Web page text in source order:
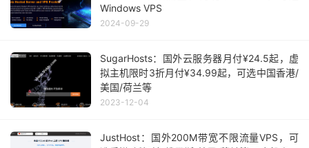
Windows VPS
2024-09-29
SugarHosts：国外云服务器月付¥24.5起，虚
拟主机限时3折月付¥34.99起，可选中国香港/
美国/荷兰等
2023-12-04
JustHost：国外200M带宽不限流量VPS，可